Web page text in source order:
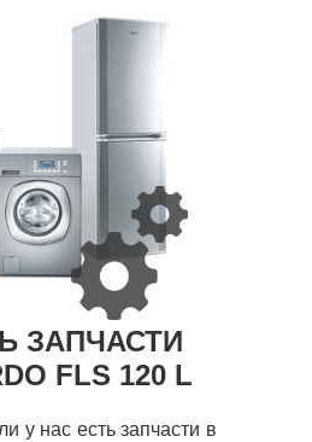
ЗАПЧАСТИ
FLS 120 L
у нас есть запчасти в